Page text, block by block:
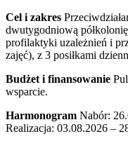
Cel i zakres
dwutygodniową
profilaktyki uzależnień i
zajęć), z 3 posiłkami
Budżet i finansowanie
wsparcie.
Harmonogram Nabór:
Realizacja: 03.08.2026 –